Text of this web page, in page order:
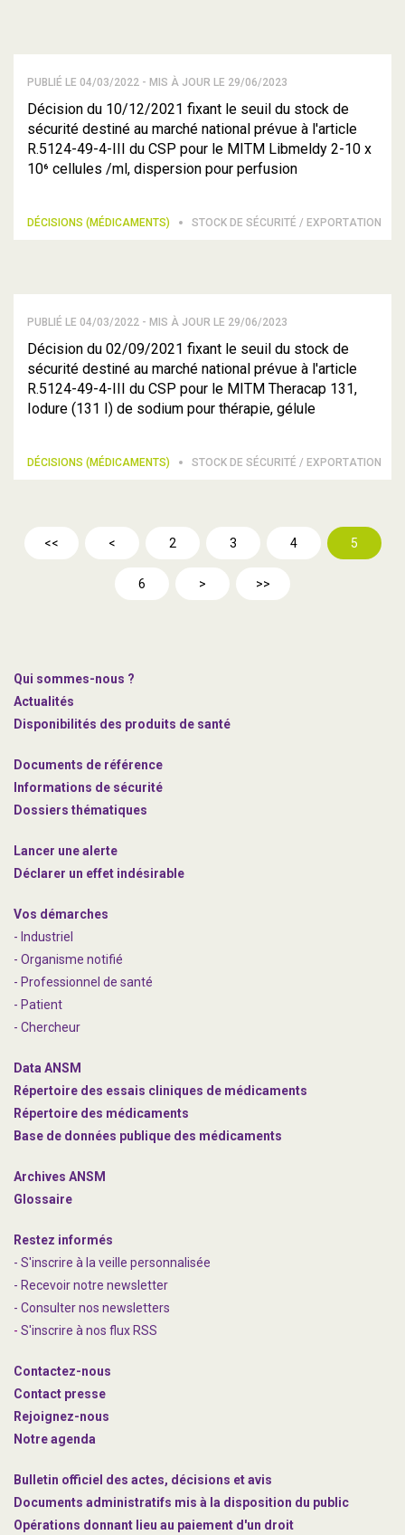
PUBLIÉ LE 04/03/2022 - MIS À JOUR LE 29/06/2023
Décision du 10/12/2021 fixant le seuil du stock de
sécurité destiné au marché national prévue à l'article
R.5124-49-4-III du CSP pour le MITM Libmeldy 2-10 x
10⁶ cellules /ml, dispersion pour perfusion
DÉCISIONS (MÉDICAMENTS) STOCK DE SÉCURITÉ / EXPORTATION
PUBLIÉ LE 04/03/2022 - MIS À JOUR LE 29/06/2023
Décision du 02/09/2021 fixant le seuil du stock de
sécurité destiné au marché national prévue à l'article
R.5124-49-4-III du CSP pour le MITM Theracap 131,
Iodure (131 I) de sodium pour thérapie, gélule
DÉCISIONS (MÉDICAMENTS) STOCK DE SÉCURITÉ / EXPORTATION
<< < 2 3 4 5
6 > >>
Qui sommes-nous ?
Actualités
Disponibilités des produits de santé
Documents de référence
Informations de sécurité
Dossiers thématiques
Lancer une alerte
Déclarer un effet indésirable
Vos démarches
- Industriel
- Organisme notifié
- Professionnel de santé
- Patient
- Chercheur
Data ANSM
Répertoire des essais cliniques de médicaments
Répertoire des médicaments
Base de données publique des médicaments
Archives ANSM
Glossaire
Restez informés
- S'inscrire à la veille personnalisée
- Recevoir notre newsletter
- Consulter nos newsletters
- S'inscrire à nos flux RSS
Contactez-nous
Contact presse
Rejoignez-nous
Notre agenda
Bulletin officiel des actes, décisions et avis
Documents administratifs mis à la disposition du public
Opérations donnant lieu au paiement d'un droit